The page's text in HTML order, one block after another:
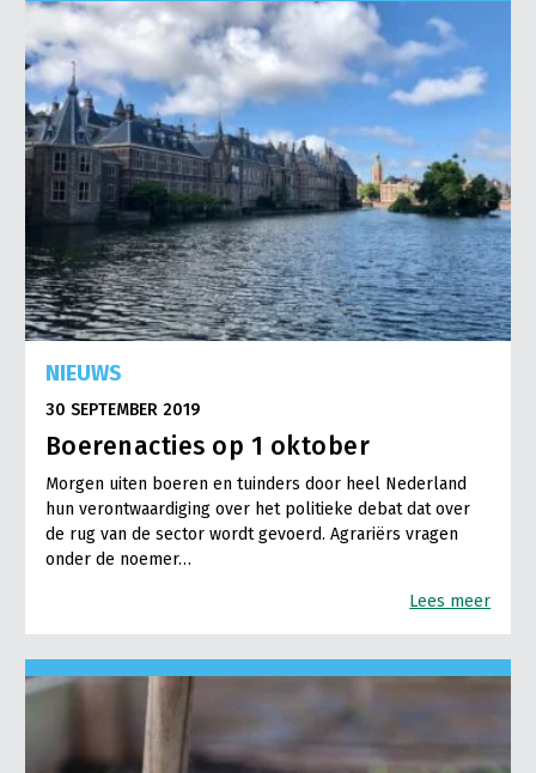
Konijnenhouderij
Melkveehouderij
Paardenhouderij
Pluimveehouderij
Schapenhouderij
Varkenshouderij
Vleesveehouderij
Bollenteelt
Bomen, vaste planten en zomerbloemen
Fruitteelt
Glastuinbouw
Paddenstoelen
Vollegrondsgroente
Vrouw en Bedrijf
Nieuws
Nieuwsabonnement
Webinars
Over LTO
LTO Nederland
Mensen
Bestuur en Directie
Medewerkers
Vakgroepbestuurders
Jaarverslag 2023
Vacatures
Pers
Contact
NIEUWS
30 SEPTEMBER 2019
Boerenacties op 1 oktober
Morgen uiten boeren en tuinders door heel Nederland
hun verontwaardiging over het politieke debat dat over
de rug van de sector wordt gevoerd. Agrariërs vragen
onder de noemer…
Lees meer